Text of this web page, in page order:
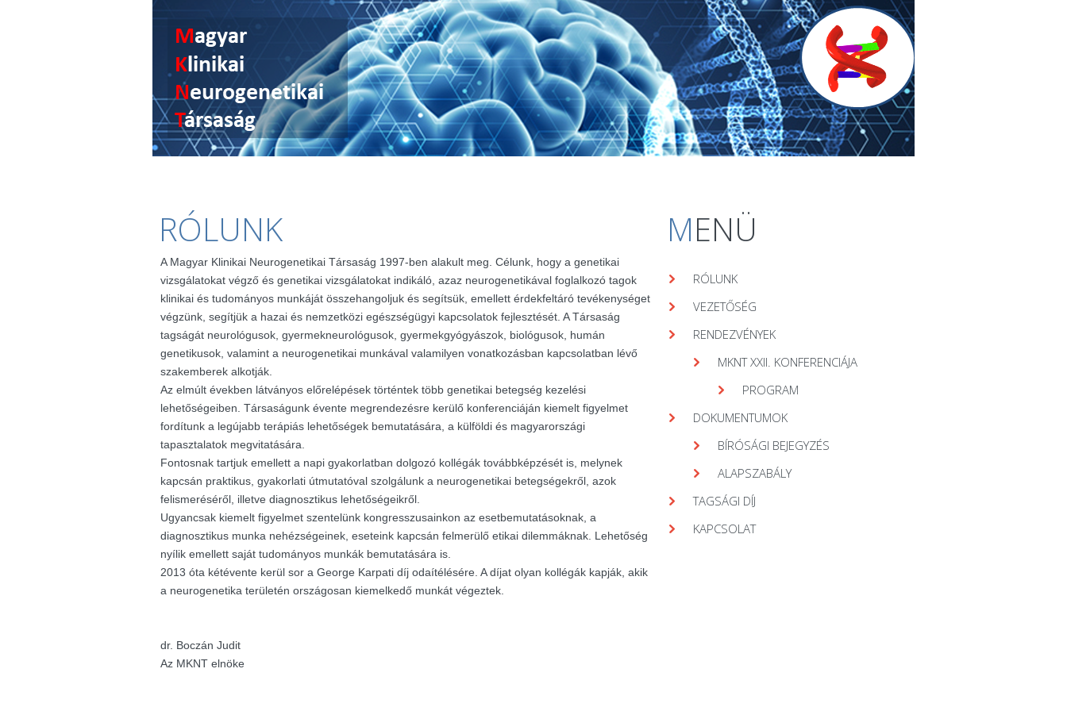
RÓLUNK
A Magyar Klinikai Neurogenetikai Társaság 1997-ben alakult meg. Célunk, hogy a genetikai
vizsgálatokat végző és genetikai vizsgálatokat indikáló, azaz neurogenetikával foglalkozó tagok
klinikai és tudományos munkáját összehangoljuk és segítsük, emellett érdekfeltáró tevékenységet
végzünk, segítjük a hazai és nemzetközi egészségügyi kapcsolatok fejlesztését. A Társaság
tagságát neurológusok, gyermekneurológusok, gyermekgyógyászok, biológusok, humán
genetikusok, valamint a neurogenetikai munkával valamilyen vonatkozásban kapcsolatban lévő
szakemberek alkotják.
Az elmúlt években látványos előrelépések történtek több genetikai betegség kezelési
lehetőségeiben. Társaságunk évente megrendezésre kerülő konferenciáján kiemelt figyelmet
fordítunk a legújabb terápiás lehetőségek bemutatására, a külföldi és magyarországi
tapasztalatok megvitatására.
Fontosnak tartjuk emellett a napi gyakorlatban dolgozó kollégák továbbképzését is, melynek
kapcsán praktikus, gyakorlati útmutatóval szolgálunk a neurogenetikai betegségekről, azok
felismeréséről, illetve diagnosztikus lehetőségeikről.
Ugyancsak kiemelt figyelmet szentelünk kongresszusainkon az esetbemutatásoknak, a
diagnosztikus munka nehézségeinek, eseteink kapcsán felmerülő etikai dilemmáknak. Lehetőség
nyílik emellett saját tudományos munkák bemutatására is.
2013 óta kétévente kerül sor a George Karpati díj odaítélésére. A díjat olyan kollégák kapják, akik
a neurogenetika területén országosan kiemelkedő munkát végeztek.
dr. Boczán Judit
Az MKNT elnöke
MENÜ
RÓLUNK
VEZETŐSÉG
RENDEZVÉNYEK
MKNT XXII. KONFERENCIÁJA
PROGRAM
DOKUMENTUMOK
BÍRÓSÁGI BEJEGYZÉS
ALAPSZABÁLY
TAGSÁGI DÍJ
KAPCSOLAT